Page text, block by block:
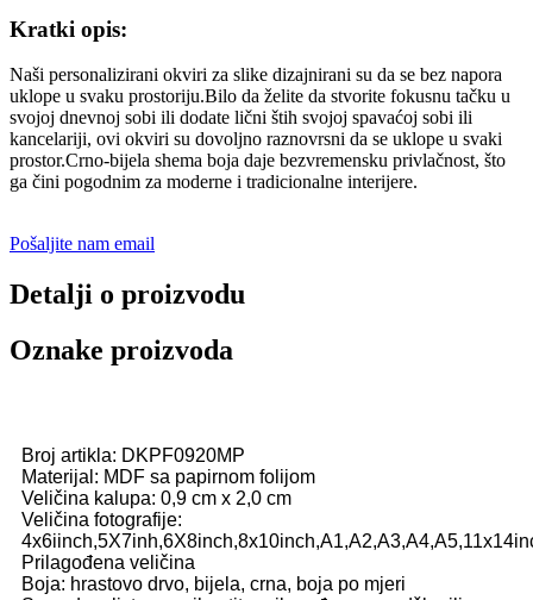
Kratki opis:
Naši personalizirani okviri za slike dizajnirani su da se bez napora
uklope u svaku prostoriju.Bilo da želite da stvorite fokusnu tačku u
svojoj dnevnoj sobi ili dodate lični štih svojoj spavaćoj sobi ili
kancelariji, ovi okviri su dovoljno raznovrsni da se uklope u svaki
prostor.Crno-bijela shema boja daje bezvremensku privlačnost, što
ga čini pogodnim za moderne i tradicionalne interijere.
Pošaljite nam email
Detalji o proizvodu
Oznake proizvoda
Broj artikla: DKPF0920MP
Materijal: MDF sa papirnom folijom
Veličina kalupa: 0,9 cm x 2,0 cm
Veličina fotografije:
Prilagođena veličina
Boja: hrastovo drvo, bijela, crna, boja po mjeri